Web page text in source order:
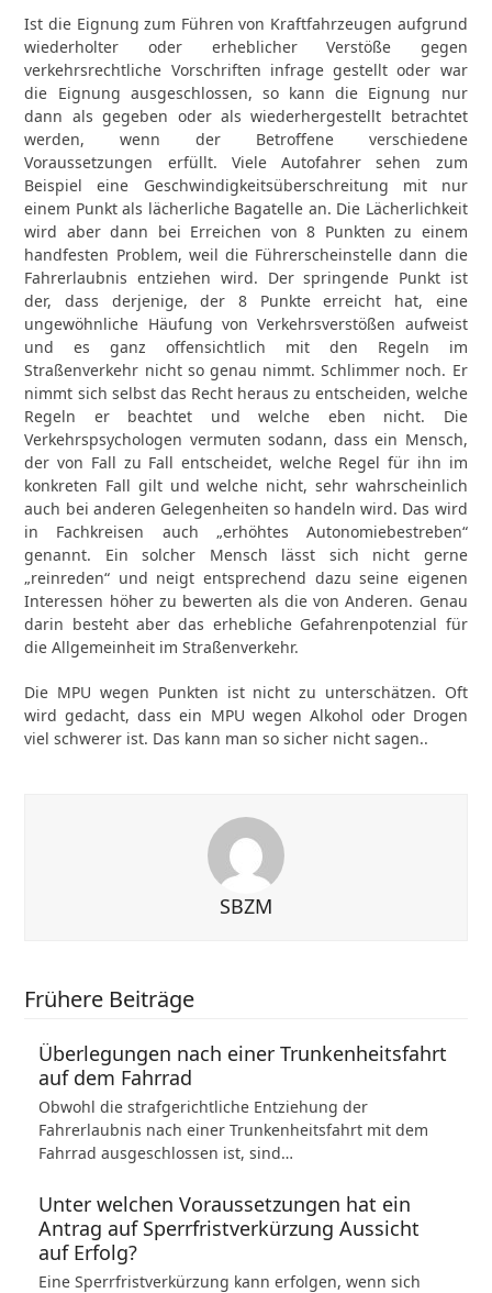
Ist die Eignung zum Führen von Kraftfahrzeugen aufgrund
wiederholter oder erheblicher Verstöße gegen
verkehrsrechtliche Vorschriften infrage gestellt oder war
die Eignung ausgeschlossen, so kann die Eignung nur
dann als gegeben oder als wiederhergestellt betrachtet
werden, wenn der Betroffene verschiedene
Voraussetzungen erfüllt. Viele Autofahrer sehen zum
Beispiel eine Geschwindigkeitsüberschreitung mit nur
einem Punkt als lächerliche Bagatelle an. Die Lächerlichkeit
wird aber dann bei Erreichen von 8 Punkten zu einem
handfesten Problem, weil die Führerscheinstelle dann die
Fahrerlaubnis entziehen wird. Der springende Punkt ist
der, dass derjenige, der 8 Punkte erreicht hat, eine
ungewöhnliche Häufung von Verkehrsverstößen aufweist
und es ganz offensichtlich mit den Regeln im
Straßenverkehr nicht so genau nimmt. Schlimmer noch. Er
nimmt sich selbst das Recht heraus zu entscheiden, welche
Regeln er beachtet und welche eben nicht. Die
Verkehrspsychologen vermuten sodann, dass ein Mensch,
der von Fall zu Fall entscheidet, welche Regel für ihn im
konkreten Fall gilt und welche nicht, sehr wahrscheinlich
auch bei anderen Gelegenheiten so handeln wird. Das wird
in Fachkreisen auch „erhöhtes Autonomiebestreben“
genannt. Ein solcher Mensch lässt sich nicht gerne
„reinreden“ und neigt entsprechend dazu seine eigenen
Interessen höher zu bewerten als die von Anderen. Genau
darin besteht aber das erhebliche Gefahrenpotenzial für
die Allgemeinheit im Straßenverkehr.
Die MPU wegen Punkten ist nicht zu unterschätzen. Oft
wird gedacht, dass ein MPU wegen Alkohol oder Drogen
viel schwerer ist. Das kann man so sicher nicht sagen..
SBZM
Frühere Beiträge
Überlegungen nach einer Trunkenheitsfahrt
auf dem Fahrrad
Obwohl die strafgerichtliche Entziehung der
Fahrerlaubnis nach einer Trunkenheitsfahrt mit dem
Fahrrad ausgeschlossen ist, sind…
Unter welchen Voraussetzungen hat ein
Antrag auf Sperrfristverkürzung Aussicht
auf Erfolg?
Eine Sperrfristverkürzung kann erfolgen, wenn sich